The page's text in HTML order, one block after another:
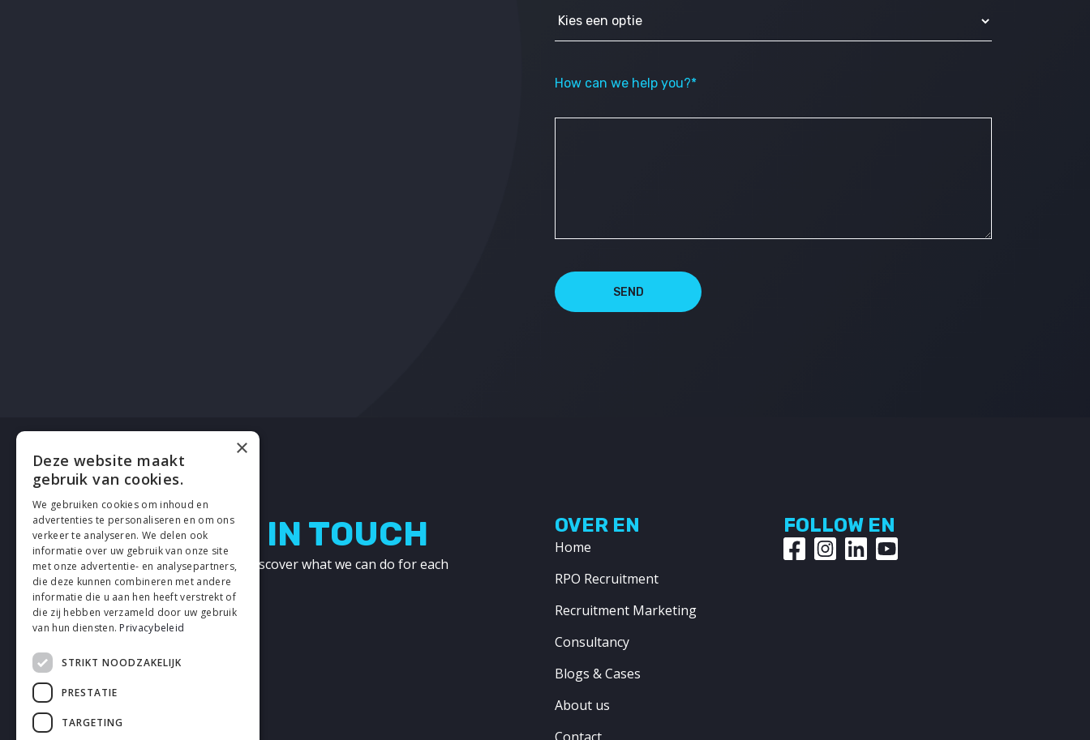
How can we help you?*
SEND
LETS GET IN TOUCH
Get in touch with us and discover what we can do for each
other!
CONTACT
OVER EN
Home
RPO Recruitment
Recruitment Marketing
Consultancy
Blogs & Cases
About us
FOLLOW EN
×
Deze website maakt
gebruik van cookies.
We gebruiken cookies om inhoud en
advertenties te personaliseren en om ons
verkeer te analyseren. We delen ook
informatie over uw gebruik van onze site
met onze advertentie- en analysepartners,
die deze kunnen combineren met andere
informatie die u aan hen heeft verstrekt of
die zij hebben verzameld door uw gebruik
van hun diensten. Privacybeleid
STRIKT NOODZAKELIJK
PRESTATIE
TARGETING